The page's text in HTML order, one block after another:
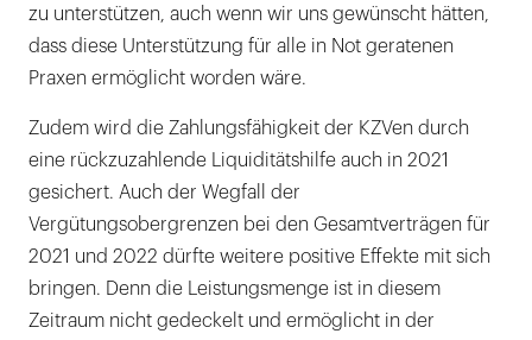
zu unterstützen, auch wenn wir uns gewünscht hätten,
dass diese Unterstützung für alle in Not geratenen
Praxen ermöglicht worden wäre.
Zudem wird die Zahlungsfähigkeit der KZVen durch
eine rückzuzahlende Liquiditätshilfe auch in 2021
gesichert. Auch der Wegfall der
Vergütungsobergrenzen bei den Gesamtverträgen für
2021 und 2022 dürfte weitere positive Effekte mit sich
bringen. Denn die Leistungsmenge ist in diesem
Zeitraum nicht gedeckelt und ermöglicht in der